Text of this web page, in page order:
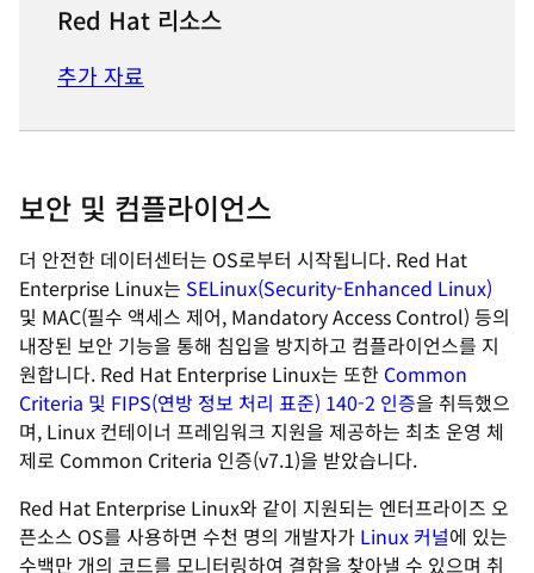
Red Hat 리소스
추가 자료
보안 및 컴플라이언스
더 안전한 데이터센터는 OS로부터 시작됩니다. Red Hat
Enterprise Linux는 SELinux(Security-Enhanced Linux)
및 MAC(필수 액세스 제어, Mandatory Access Control) 등의
내장된 보안 기능을 통해 침입을 방지하고 컴플라이언스를 지
원합니다. Red Hat Enterprise Linux는 또한 Common
Criteria 및 FIPS(연방 정보 처리 표준) 140-2 인증을 취득했으
며, Linux 컨테이너 프레임워크 지원을 제공하는 최초 운영 체
제로 Common Criteria 인증(v7.1)을 받았습니다.
Red Hat Enterprise Linux와 같이 지원되는 엔터프라이즈 오
픈소스 OS를 사용하면 수천 명의 개발자가 Linux 커널에 있는
수백만 개의 코드를 모니터링하여 결함을 찾아낼 수 있으며 취